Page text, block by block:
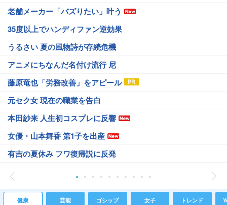
老舗メーカー「バズりたい」叶う
35度以上でハンディファン逆効果
うるさい 夏の風物詩が存続危機
アニメにちなんだ名付け流行 尼
藤原竜也「労務改善」をアピール
元セク女 現在の職業を告白
本田紗来 人生初コスプレに反響
女優・山本舞香 第1子を出産
有吉の夏休み フワ復帰説に反発
健康 芸能 ゴシップ 女子 トレンド